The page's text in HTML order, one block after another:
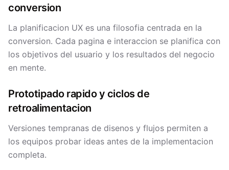
conversion
La planificacion UX es una filosofia centrada en la
conversion. Cada pagina e interaccion se planifica con
los objetivos del usuario y los resultados del negocio
en mente.
Prototipado rapido y ciclos de
retroalimentacion
Versiones tempranas de disenos y flujos permiten a
los equipos probar ideas antes de la implementacion
completa.